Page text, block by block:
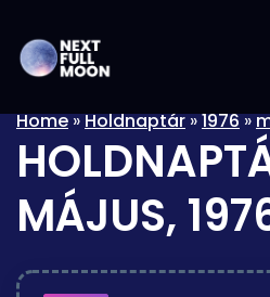
Home»Holdnaptár»1976»
MÁJUS,